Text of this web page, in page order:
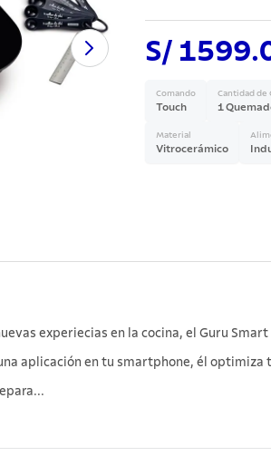
S/
Comando
Touch
Cantidad de
1
Material
Vitrocerámico
experiecias en la cocina, el Guru
aplicación en tu smartphone, él optimiza
tetera